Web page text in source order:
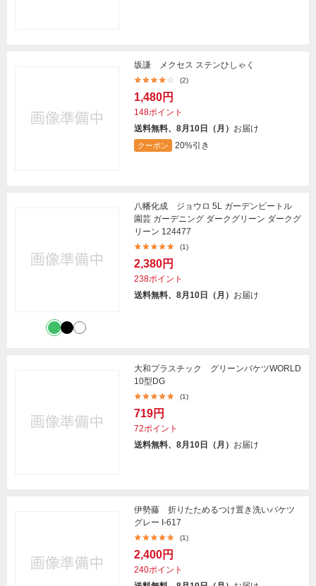
坂謙 メクセス ステンひしゃく
(2)
1,480円
148ポイント
送料無料、8月10日（月） お届け
クーポン 20%引き
八幡化成 ジョウロ 5L ガーデンビートル
園芸 ガーデニング ダークグリーン ダークグ
リーン 124477
(1)
2,380円
238ポイント
送料無料、8月10日（月） お届け
大和プラスチック グリーンバケツWORLD
10型DG
(1)
719円
72ポイント
送料無料、8月10日（月） お届け
伊勢藤 折りたためるつけ置き洗いバケツ
グレー I-617
(1)
2,400円
240ポイント